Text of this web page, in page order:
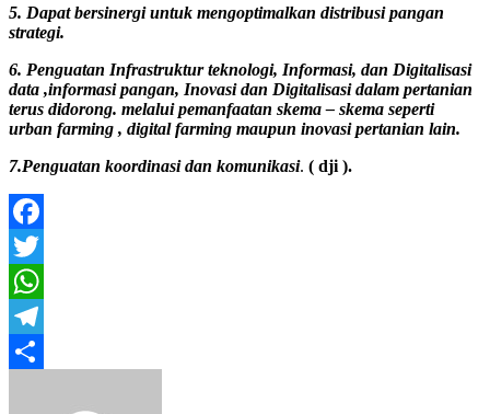
5. Dapat bersinergi untuk mengoptimalkan distribusi pangan
strategi.
6. Penguatan Infrastruktur teknologi, Informasi, dan Digitalisasi
data ,informasi pangan, Inovasi dan Digitalisasi dalam pertanian
terus didorong. melalui pemanfaatan skema – skema seperti
urban farming , digital farming maupun inovasi pertanian lain.
7.Penguatan koordinasi dan komunikasi. ( dji ).
Facebook
Twitter
WhatsApp
Telegram